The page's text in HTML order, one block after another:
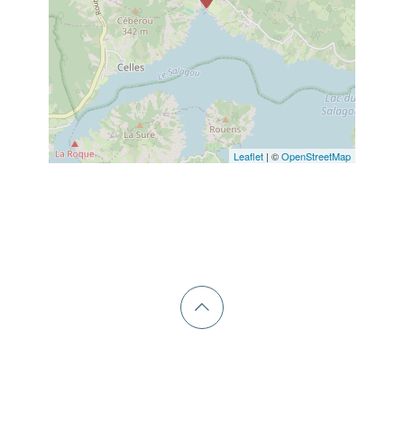
Leaflet | ©OpenStreetMap